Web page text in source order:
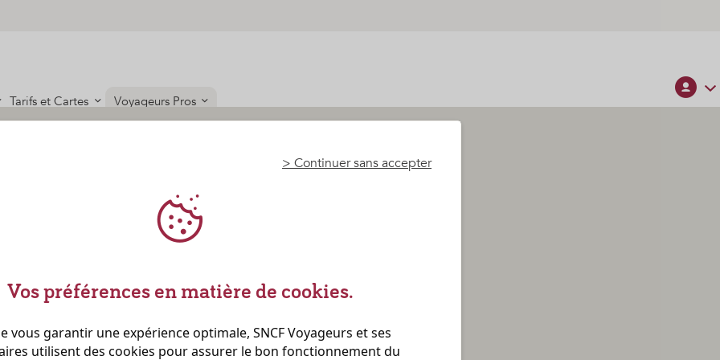
> Continuer sans accepter
Vos préférences en matière de cookies.
vous garantir une expérience optimale, SNCF Voyageurs et ses
utilisent des cookies pour assurer le bon fonctionnement du
Tarifs et Cartes Voyageurs Pros